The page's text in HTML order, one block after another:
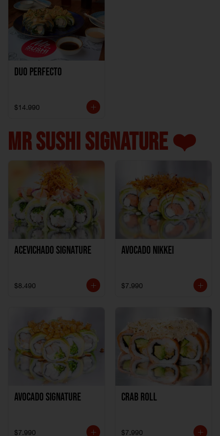
Duo perfecto
$14.990
MR SUSHI SIGNATURE ❤️
ACEVICHADO SIGNATURE
$8.490
AVOCADO NIKKEI
$7.990
AVOCADO SIGNATURE
$7.990
CRAB ROLL
$7.990